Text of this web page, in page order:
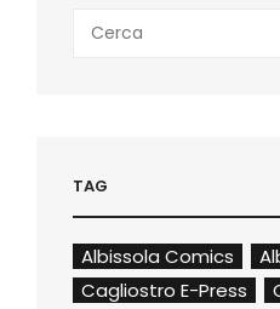
for:
TAG
Albissola Comics
Cagliostro E-Press